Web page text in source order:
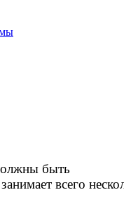
быть
всего